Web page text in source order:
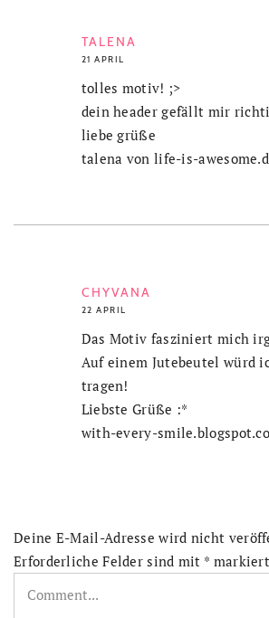
TALENA
21 APRIL
tolles motiv! ;>
dein header gefällt mir
liebe grüße
talena von life-is-
CHYVANA
22 APRIL
Das Motiv fasziniert mich
Auf einem Jutebeutel würd
tragen!
Liebste Grüße :*
with-every-
Deine E-Mail-Adresse wird nicht
Erforderliche Felder sind mit * markiert